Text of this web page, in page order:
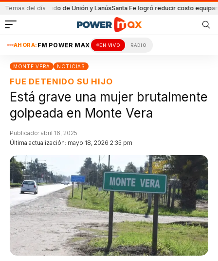
Temas del día
el partido de Unión y LanúsSanta Fe logró reducir costo equipamiento
AHORA: FM POWER MAX EN VIVO RADIO
MONTE VERA NOTICIAS
FUE DETENIDO SU HIJO
Está grave una mujer brutalmente
golpeada en Monte Vera
Última actualización: mayo 18, 2026 2:35 pm
Publicado: abril 16, 2025